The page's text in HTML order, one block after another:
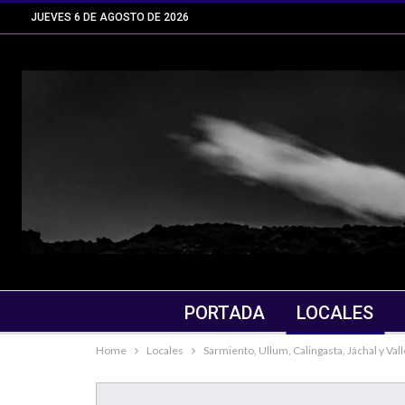
JUEVES 6 DE AGOSTO DE 2026
PORTADA LOCALES
Home Locales Sarmiento, Ullum, Calingasta, Jáchal y